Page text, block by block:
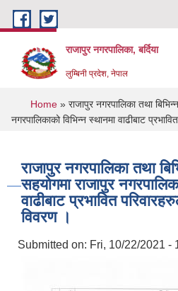
Skip to main content
राजापुर नगरपालिका, बर्दिया
लुम्बिनी प्रदेश, नेपाल
You are here
Home» राजापुर नगरपालिका तथा
नगरपालिकाको विभिन्न स्थानमा वाढीबाट
राजापुर नगरपालिका तथा
सहयोगमा राजापुर
वाढीबाट प्रभावित
विवरण ।
Submitted on: Fri, 10/22/2021 -